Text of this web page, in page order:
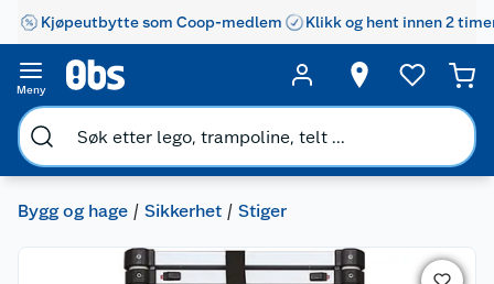
Kjøpeutbytte som Coop-medlem Klikk og hent innen 2
Meny
Bygg og hage Sikkerhet Stiger